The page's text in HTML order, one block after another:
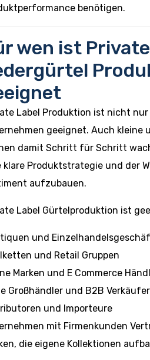
benötigen.
wen ist
Label Produktion ist nicht
geeignet. Auch kleine
damit Schritt für Schritt
klare Produktstrategie und der
aufzubauen.
Label Gürtelproduktion ist
und
und Retail Gruppen
Marken und E Commerce
Großhändler und B2B Verkäufer
und Importeure
mit Firmenkunden
die eigene Kollektionen